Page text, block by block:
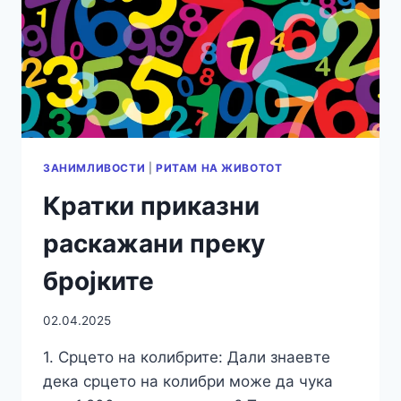
ЗАНИМЛИВОСТИ РИТАМ НА ЖИВОТОТ
Кратки приказни
раскажани преку
бројките
02.04.2025
1. Срцето на колибрите: Дали знаевте
дека срцето на колибри може да чука